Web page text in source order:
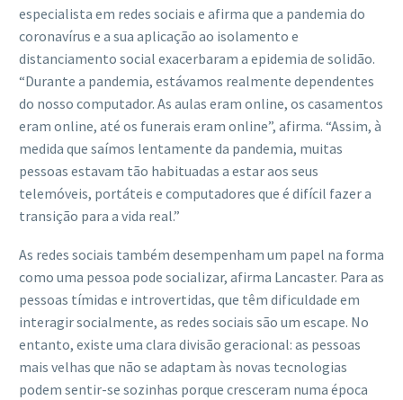
especialista em redes sociais e afirma que a pandemia do
coronavírus e a sua aplicação ao isolamento e
distanciamento social exacerbaram a epidemia de solidão.
“Durante a pandemia, estávamos realmente dependentes
do nosso computador. As aulas eram online, os casamentos
eram online, até os funerais eram online”, afirma. “Assim, à
medida que saímos lentamente da pandemia, muitas
pessoas estavam tão habituadas a estar aos seus
telemóveis, portáteis e computadores que é difícil fazer a
transição para a vida real.”
As redes sociais também desempenham um papel na forma
como uma pessoa pode socializar, afirma Lancaster. Para as
pessoas tímidas e introvertidas, que têm dificuldade em
interagir socialmente, as redes sociais são um escape. No
entanto, existe uma clara divisão geracional: as pessoas
mais velhas que não se adaptam às novas tecnologias
podem sentir-se sozinhas porque cresceram numa época